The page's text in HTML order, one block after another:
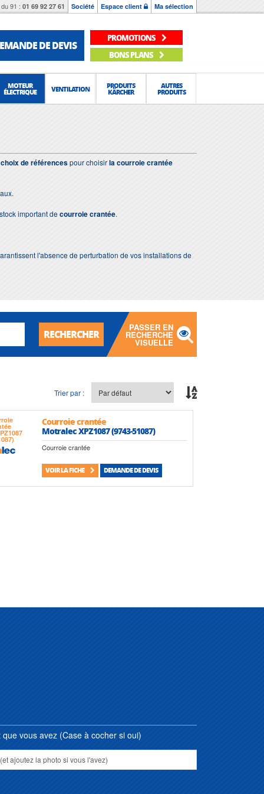
91 : 01 69 92 27 61 Société Espace client Ma sélection
DE DEVIS
PROMOTIONS
BONS PLANS
MOTEUR
ÉLECTRIQUE VENTILATION PRODUITS
KÄRCHER
AUTRES
PRODUITS
de référencespour choisirla courroie crantée
important decourroie crantée.
l'absence de perturbation de vos installations de
RECHERCHER
PASSER EN
RECHERCHE
VISUELLE
Trier par :
Courroie crantée
Motralec XPZ1087 (9743-51087)
Courroie crantée
VOIR LA FICHE DEMANDE DE DEVIS
vous avez (Case à cocher si oui)